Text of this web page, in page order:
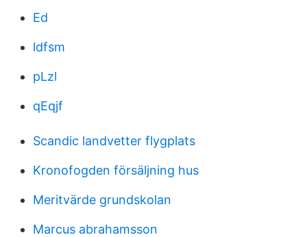
Ed
ldfsm
pLzl
qEqjf
Scandic landvetter flygplats
Kronofogden försäljning hus
Meritvärde grundskolan
Marcus abrahamsson